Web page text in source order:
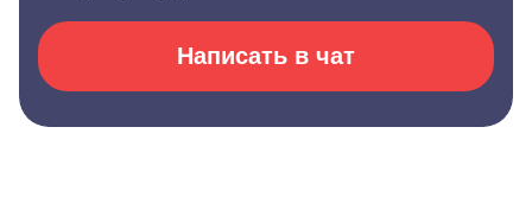
Написать в чат